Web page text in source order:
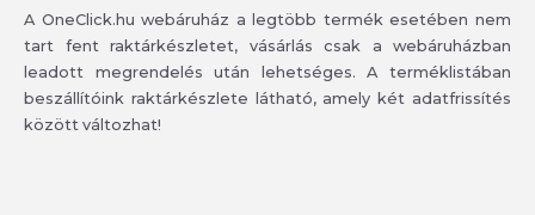
A OneClick.hu webáruház a legtöbb termék esetében nem
tart fent raktárkészletet, vásárlás csak a webáruházban
leadott megrendelés után lehetséges. A terméklistában
beszállítóink raktárkészlete látható, amely két adatfrissítés
között változhat!